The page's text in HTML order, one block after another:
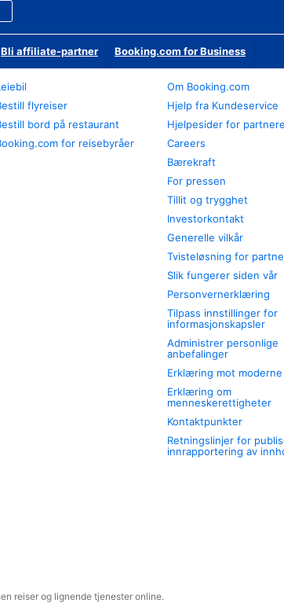
Bli affiliate-partner Booking.com for Business
flyreiser
bord på restaurant
for reisebyråer
Om Booking.com
Hjelp fra Kundeservice
Hjelpesider for partnere
Careers
Bærekraft
For pressen
Tillit og trygghet
Investorkontakt
Generelle vilkår
Tvisteløsning for
Slik fungerer siden vår
Personvernerklæring
Tilpass innstillinger for
informasjonskapsler
Administrer personlige
anbefalinger
Erklæring mot
Erklæring om
menneskerettigheter
Kontaktpunkter
Retningslinjer for
innrapportering av
reiser og lignende tjenester online.